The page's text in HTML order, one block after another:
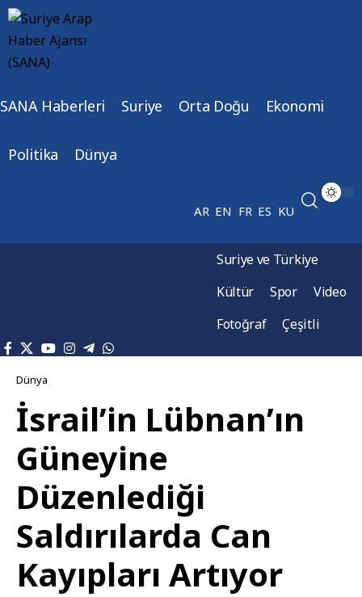
SANA Haberleri Suriye Orta Doğu Ekonomi
Politika Dünya
AR EN FR ES KU
Suriye ve Türkiye
Kültür
Spor
Video
Fotoğraf
Çeşitli
Dünya
İsrail’in Lübnan’ın
Güneyine
Düzenlediği
Saldırılarda Can
Kayıpları Artıyor